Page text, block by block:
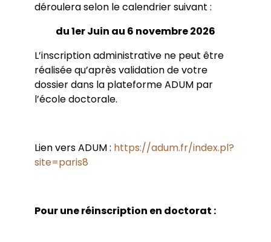
Thèse - VAPP
COED
Label Européen
Procédure d’HDR
CIFRE
Postdoc
Aides à la recherche doctorale
Guide du financement de doctorat
Prix de thèse
Doctorants
Représentant-e-s des doctorant-e-s
Rentrée de l’ED
déroulera selon le calendrier suivant :
du 1er Juin au 6 novembre 2026
L’inscription administrative ne peut être
réalisée qu’après validation de votre
dossier dans la plateforme ADUM par
l’école doctorale.
Lien vers ADUM : https://adum.fr/index.pl?
site=paris8
Pour une réinscription en doctorat :